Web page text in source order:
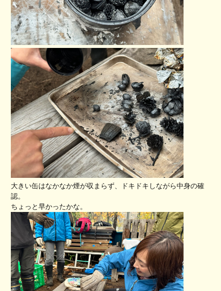
大きい缶はなかなか煙が収まらず、ドキドキしながら中身の確
認。
ちょっと早かったかな。